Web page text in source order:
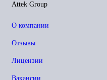
Attek Group
О компании
Отзывы
Лицензии
Вакансии